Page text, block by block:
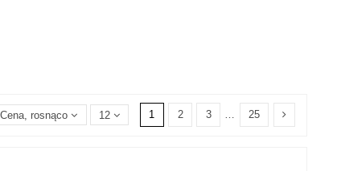
Cena, rosnąco 12 1 2 3 … 25